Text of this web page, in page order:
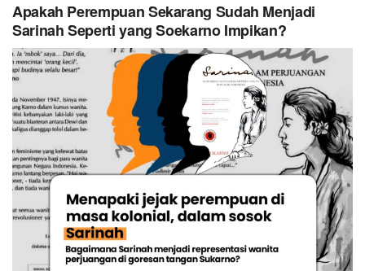
Apakah Perempuan Sekarang Sudah Menjadi
Sarinah Seperti yang Soekarno Impikan?